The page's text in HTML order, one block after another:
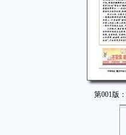
第001版：